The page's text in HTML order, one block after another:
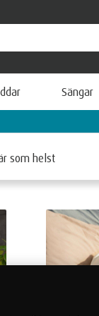
Sängar
som helst